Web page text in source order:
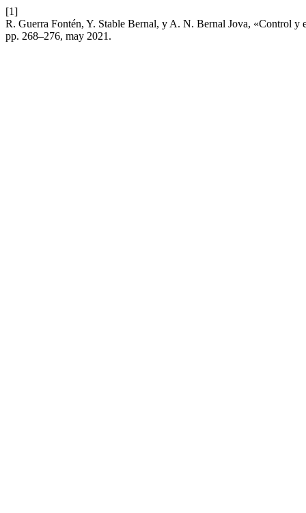
[1]
R. Guerra Fontén, Y. Stable Bernal, y A. N. Bernal Jova, «Control y
pp. 268–276, may 2021.